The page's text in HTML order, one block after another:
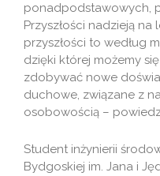
ponadpodstawowych,
Przyszłości nadzieją na
przyszłości to według
dzięki której możemy
zdobywać nowe
duchowe, związane z
osobowością –
Student inżynierii
Bydgoskiej im. Jana i